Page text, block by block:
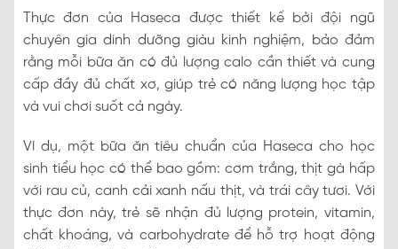
Thực đơn của Haseca được thiết kế bởi đội ngũ
chuyên gia dinh dưỡng giàu kinh nghiệm, bảo đảm
rằng mỗi bữa ăn có đủ lượng calo cần thiết và cung
cấp đầy đủ chất xơ, giúp trẻ có năng lượng học tập
và vui chơi suốt cả ngày.
Ví dụ, một bữa ăn tiêu chuẩn của Haseca cho học
sinh tiểu học có thể bao gồm: cơm trắng, thịt gà hấp
với rau củ, canh cải xanh nấu thịt, và trái cây tươi. Với
thực đơn này, trẻ sẽ nhận đủ lượng protein, vitamin,
chất khoáng, và carbohydrate để hỗ trợ hoạt động